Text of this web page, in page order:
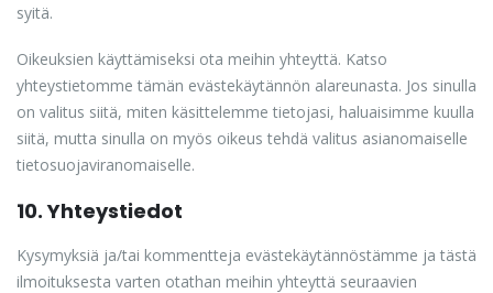
syitä.
Oikeuksien käyttämiseksi ota meihin yhteyttä. Katso
yhteystietomme tämän evästekäytännön alareunasta. Jos sinulla
on valitus siitä, miten käsittelemme tietojasi, haluaisimme kuulla
siitä, mutta sinulla on myös oikeus tehdä valitus asianomaiselle
tietosuojaviranomaiselle.
10. Yhteystiedot
Kysymyksiä ja/tai kommentteja evästekäytännöstämme ja tästä
ilmoituksesta varten otathan meihin yhteyttä seuraavien